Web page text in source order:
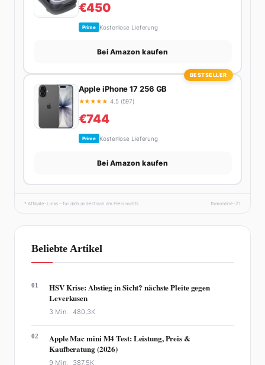
€450
Prime Kostenlose Lieferung
Bei Amazon kaufen
BESTSELLER
Apple iPhone 17 256 GB
★★★★★ 4.5 (597)
€744
Prime Kostenlose Lieferung
Bei Amazon kaufen
* Affiliate-Links – für dich ändert sich am Preis nichts. fhmonline-21
Beliebte Artikel
01
HSV Krise: Abstieg in Sicht? nächste Pleite gegen
Leverkusen
3 Min. ·480,3K
02
Apple Mac mini M4 Test: Leistung, Preis &
Kaufberatung (2026)
9 Min. · 387,5K